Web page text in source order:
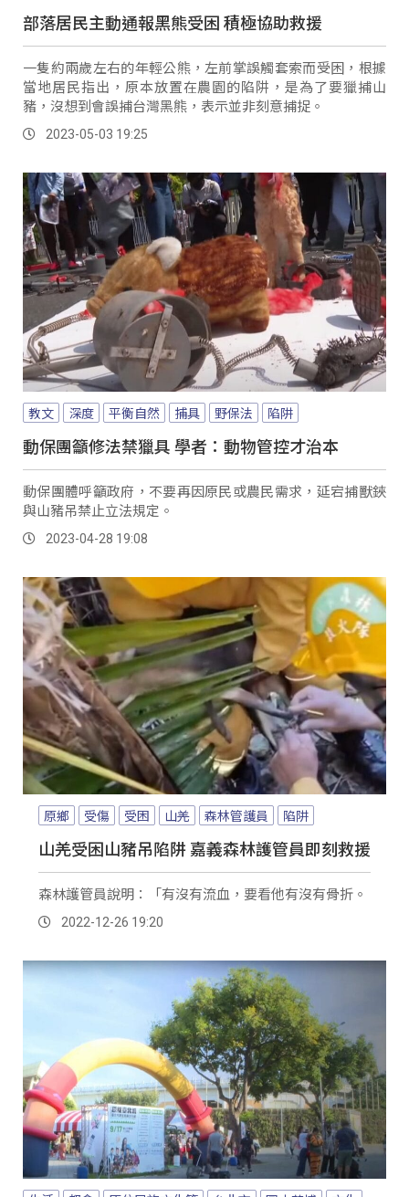
部落居民主動通報黑熊受困 積極協助救援
一隻約兩歲左右的年輕公熊，左前掌誤觸套索而受困，根據
當地居民指出，原本放置在農園的陷阱，是為了要獵捕山
豬，沒想到會誤捕台灣黑熊，表示並非刻意捕捉。
2023-05-03 19:25
教文 深度 平衡自然 捕具 野保法 陷阱
動保團籲修法禁獵具 學者：動物管控才治本
動保團體呼籲政府，不要再因原民或農民需求，延宕捕獸鋏
與山豬吊禁止立法規定。
2023-04-28 19:08
原鄉 受傷 受困 山羌 森林管護員 陷阱
山羌受困山豬吊陷阱 嘉義森林護管員即刻救援
森林護管員說明：「有沒有流血，要看他有沒有骨折。
2022-12-26 19:20